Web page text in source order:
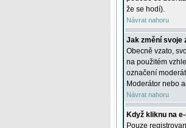
že se hodí).
Návrat nahoru
Jak změní svoje
Obecně vzato,
na použitém
označení
Moderátor nebo
Návrat nahoru
Když kliknu na
Pouze